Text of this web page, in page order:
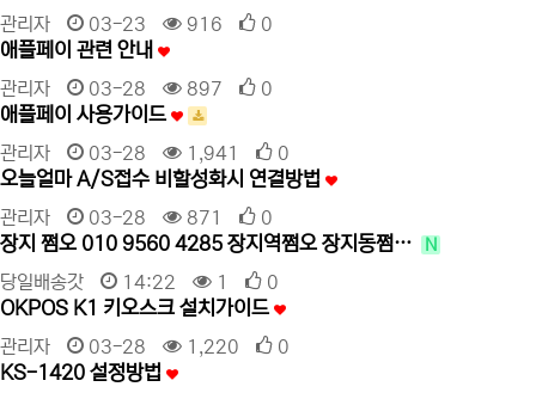
관리자 03-23 916 0
애플페이 관련 안내
관리자 03-28 897 0
애플페이 사용가이드
관리자 03-28 1,941 0
오늘얼마 A/S접수 비할성화시 연결방법
관리자 03-28 871 0
장지 쩜오 010 9560 4285 장지역쩜오 장지동쩜… N
당일배송갓 14:22 1 0
OKPOS K1 키오스크 설치가이드
관리자 03-28 1,220 0
KS-1420 설정방법